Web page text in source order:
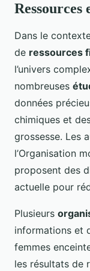
Ressources
Dans le
de ressources
l’univers
nombreuses
données
chimiques et
grossesse. Les
l’Organisation
proposent des
actuelle pour
Plusieurs
informations et
femmes
les résultats de